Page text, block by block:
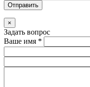
Отправить
×
Задать вопрос
Ваше имя *